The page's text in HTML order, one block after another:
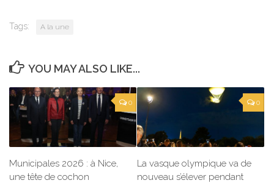
Tags: A la une
YOU MAY ALSO LIKE...
0
Municipales 2026 : à Nice,
une tête de cochon
0
La vasque olympique va de
nouveau s’élever pendant